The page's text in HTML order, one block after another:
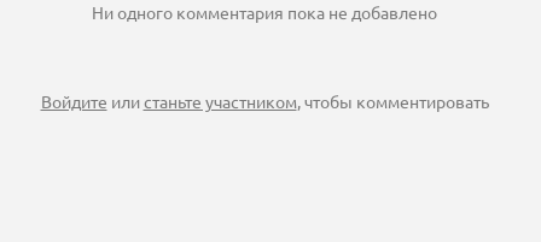
Ни одного комментария пока не добавлено
Войдите илистаньте участником, чтобы комментировать